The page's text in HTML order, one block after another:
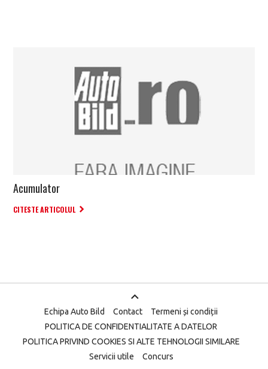
Acumulator
CITESTE ARTICOLUL
Echipa Auto Bild Contact
Termeni și condiții
POLITICA DE CONFIDENTIALITATE A DATELOR
POLITICA PRIVIND COOKIES SI ALTE TEHNOLOGII SIMILARE
Servicii utile
Concurs